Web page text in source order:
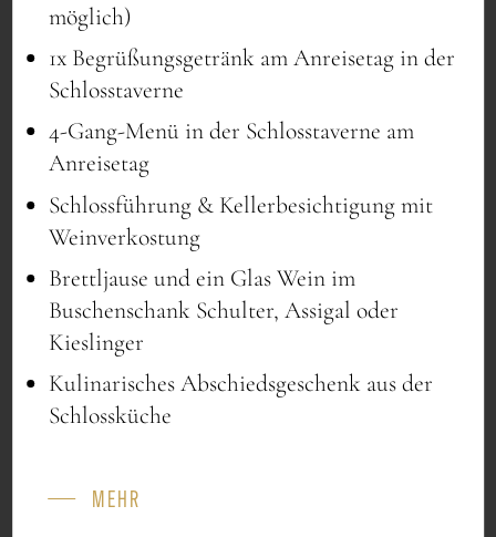
Alle Informationen vom
Schloss Seggau
möglich)
1x Begrüßungsgetränk am Anreisetag in der
Schlosstaverne
4-Gang-Menü in der Schlosstaverne am
Anreisetag
Schlossführung & Kellerbesichtigung mit
Weinverkostung
Brettljause und ein Glas Wein im
Buschenschank Schulter, Assigal oder
Kieslinger
Kulinarisches Abschiedsgeschenk aus der
Schlossküche
MEHR